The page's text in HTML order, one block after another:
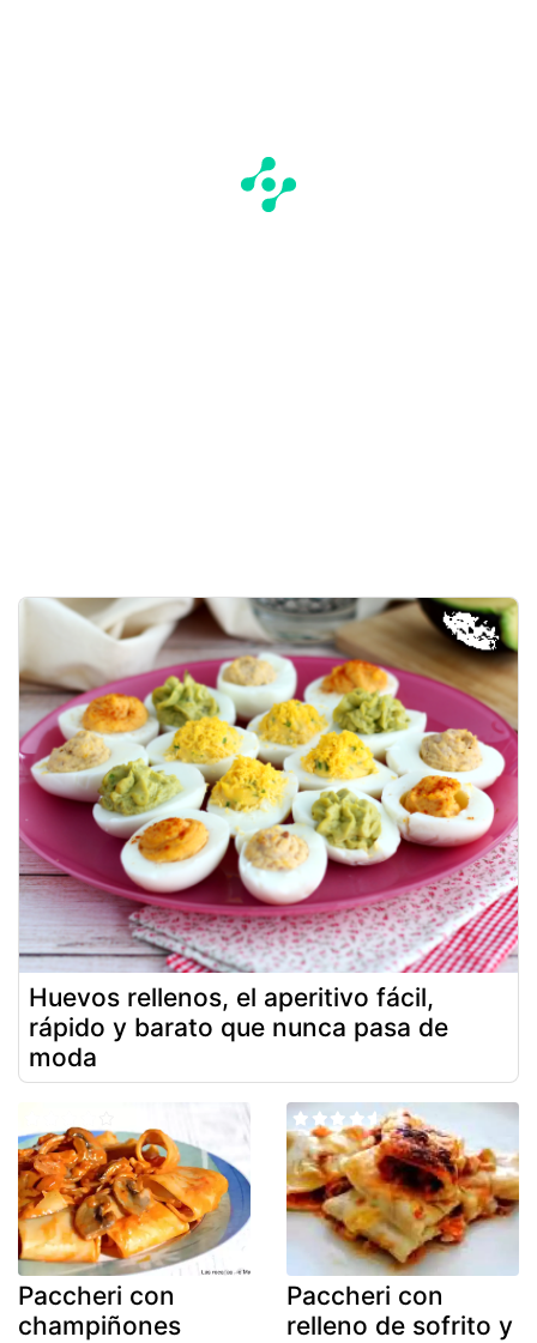
Huevos rellenos, el aperitivo fácil,
rápido y barato que nunca pasa de
moda
Paccheri con
champiñones
Paccheri con
relleno de sofrito y